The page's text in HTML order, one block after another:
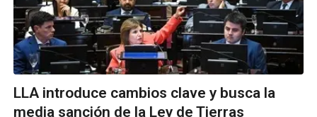
LLA introduce cambios clave y busca la
media sanción de la Ley de Tierras